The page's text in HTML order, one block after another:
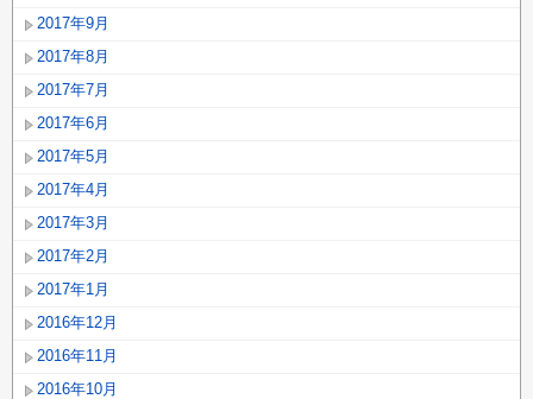
2017年9月
2017年8月
2017年7月
2017年6月
2017年5月
2017年4月
2017年3月
2017年2月
2017年1月
2016年12月
2016年11月
2016年10月